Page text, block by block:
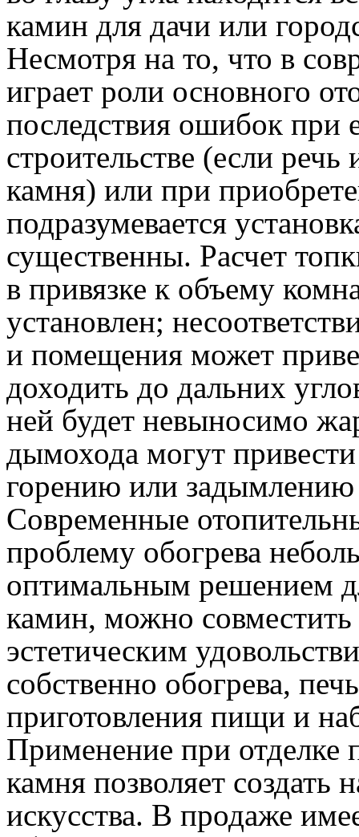
камин для дачи или
Несмотря на то, что в
играет роли основного
последствия ошибок при
строительстве (если
камня) или при
подразумевается
существенны. Расчет
в привязке к объему
установлен;
и помещения может
доходить до дальних
ней будет невыносимо
дымохода могут
горению или
Современные
проблему обогрева
оптимальным решением
камин, можно совместить
эстетическим
собственно обогрева,
приготовления пищи и
Применение при отделке
камня позволяет создать
искусства. В продаже